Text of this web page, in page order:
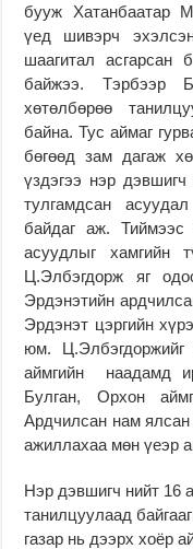
бууж Хатанбаатар
үед шивэрч
шаагитал асгарсан
байжээ. Тэрбээр
хөтөлбөрөө
байна. Тус аймаг
бөгөөд зам дагаж
үздэгээ нэр
тулгамдсан
байдаг аж. Тиймээс
асуудлыг хамгийн
Ц.Элбэгдорж яг
Эрдэнэтийн
Эрдэнэт цэргийн
юм.
аймгийн наадамд
Булган, Орхон
Ардчилсан нам ялсан
ажиллахаа мөн үеэр
Нэр дэвшигч нийт 16
танилцуулаад
газар нь дээрх хоёр